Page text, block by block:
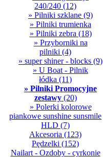
240/240 (12)
» Pilniki szklane (9)
» Pilniki trumienka
» Pilniki zebra (18)
» Przyborniki na
pilniki (4)
» super shiner - blocks (9)
» U Boat - Pilnik
łódka (11)
» Pilniki Promocyjne
zestawy(20)
» Polerki kolorowe
piankowe sunshine sunsmile
HLD (7)
Akcesoria (123)
Pędzelki (152)
Nailart - Ozdoby - cyrkonie